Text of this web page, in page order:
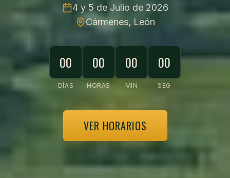
4 y 5 de Julio de 2026
Cármenes, León
00
DÍAS
00
HORAS
00
MIN
00
SEG
VER HORARIOS